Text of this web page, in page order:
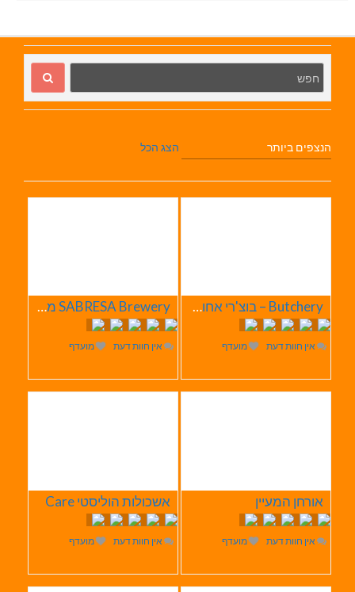
הנצפים ביותר הצג הכל
Butchery – בוצ'רי אחוזת הבשר
אין חוות דעת מועדף
SABRESA Brewery מבשלת שיכר | מבשלת בירה
אין חוות דעת מועדף
אורחן המעיין
אין חוות דעת מועדף
אשכולות הוליסטי Care
אין חוות דעת מועדף